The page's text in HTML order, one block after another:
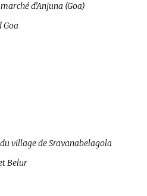
d’Anjuna (Goa)
Goa
village de Sravanabelagola
Belur